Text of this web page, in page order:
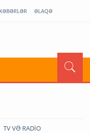
ƏLAQƏ
TV VƏ RADİO